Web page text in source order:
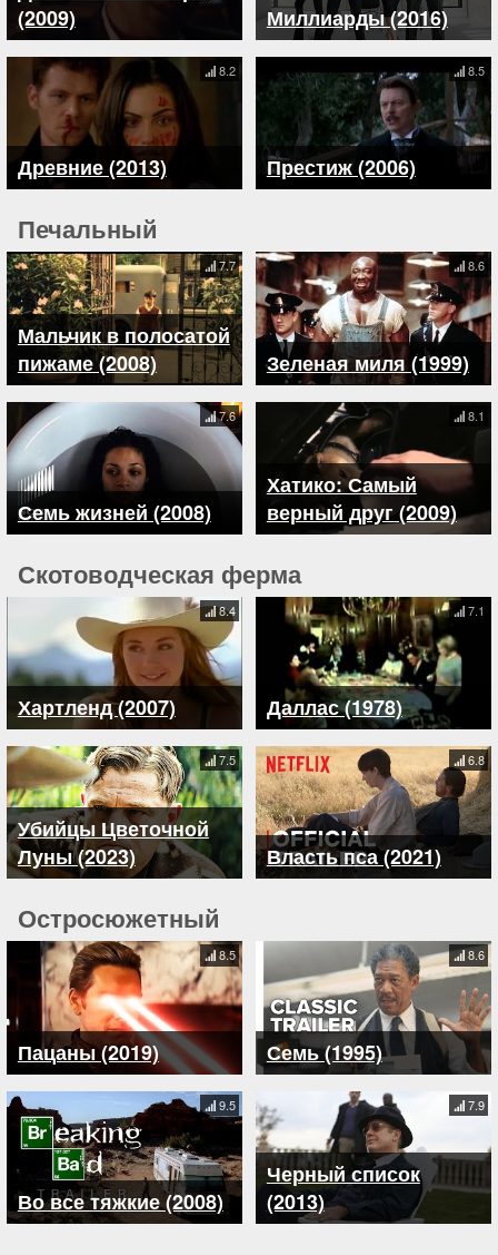
(2009)
Миллиарды (2016)
Древние (2013)
8.2
Престиж (2006)
8.5
Печальный
Мальчик в полосатой
пижаме (2008)
7.7
Зеленая миля (1999)
8.6
Семь жизней (2008)
7.6
Хатико: Самый
верный друг (2009)
8.1
Скотоводческая ферма
Хартленд (2007)
8.4
Даллас (1978)
7.1
Убийцы Цветочной
Луны (2023)
7.5
Власть пса (2021)
6.8
Остросюжетный
Пацаны (2019)
8.5
Семь (1995)
8.6
Во все тяжкие (2008)
9.5
Черный список
(2013)
7.9